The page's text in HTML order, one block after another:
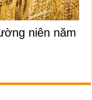
niên năm